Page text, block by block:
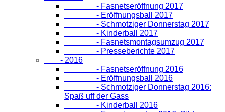
- Fasnetseröffnung 2017
- Eröffnungsball 2017
- Schmotziger Donnerstag 2017
- Kinderball 2017
- Fasnetsmontagsumzug 2017
- Presseberichte 2017
- 2016
- Fasnetseröffnung 2016
- Eröffnungsball 2016
- Schmotziger Donnerstag 2016:
Spaß uff der Gass
- Kinderball 2016